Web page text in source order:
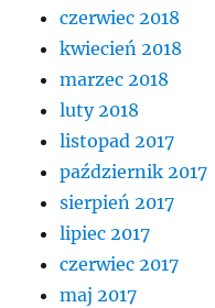
czerwiec 2018
kwiecień 2018
marzec 2018
luty 2018
listopad 2017
październik 2017
sierpień 2017
lipiec 2017
czerwiec 2017
maj 2017